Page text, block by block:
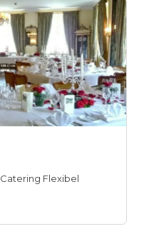
Catering Flexibel